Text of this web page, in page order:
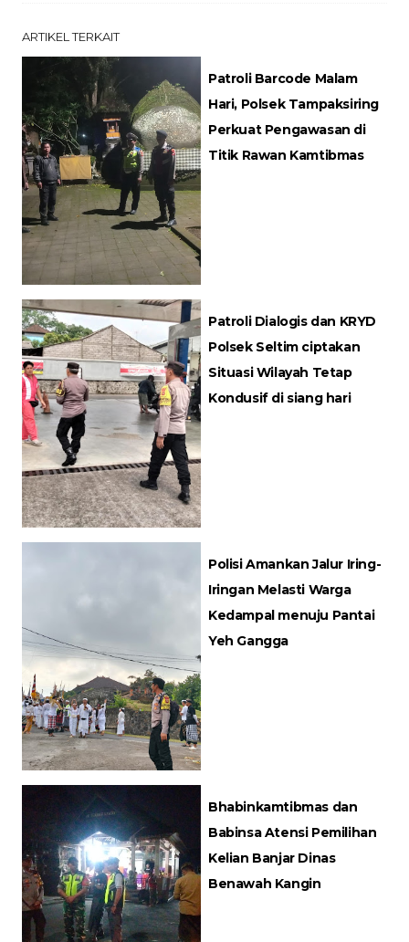
ARTIKEL TERKAIT
Patroli Barcode Malam
Hari, Polsek Tampaksiring
Perkuat Pengawasan di
Titik Rawan Kamtibmas
Patroli Dialogis dan KRYD
Polsek Seltim ciptakan
Situasi Wilayah Tetap
Kondusif di siang hari
Polisi Amankan Jalur Iring-
Iringan Melasti Warga
Kedampal menuju Pantai
Yeh Gangga
Bhabinkamtibmas dan
Babinsa Atensi Pemilihan
Kelian Banjar Dinas
Benawah Kangin